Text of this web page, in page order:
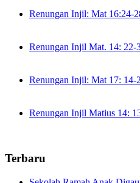
Renungan Injil: Mat 16:24-
Renungan Injil Mat. 14: 22-
Renungan Injil: Mat 17: 14-
Renungan Injil Matius 14:
Terbaru